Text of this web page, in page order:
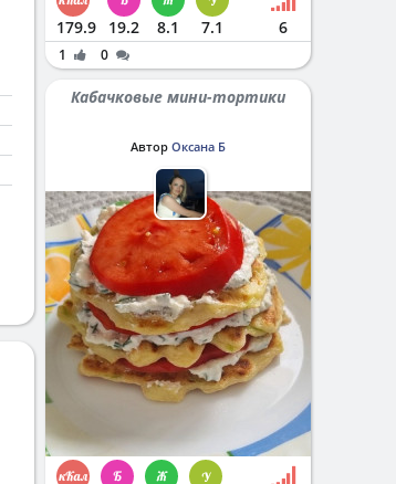
179.9 19.2 8.1 7.1 6
1 0
Кабачковые мини-тортики
Автор Оксана Б